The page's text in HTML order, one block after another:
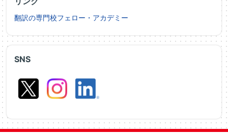
SNS
翻訳の専門校フェロー・アカデミー